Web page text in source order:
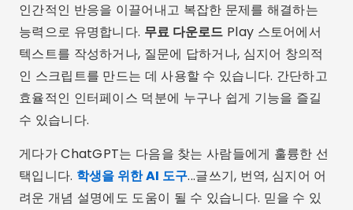
인간적인 반응을 이끌어내고 복잡한 문제를 해결하는
능력으로 유명합니다. 무료 다운로드 Play 스토어에서
텍스트를 작성하거나, 질문에 답하거나, 심지어 창의적
인 스크립트를 만드는 데 사용할 수 있습니다. 간단하고
효율적인 인터페이스 덕분에 누구나 쉽게 기능을 즐길
수 있습니다.
게다가 ChatGPT는 다음을 찾는 사람들에게 훌륭한 선
택입니다. 학생을 위한 AI 도구...글쓰기, 번역, 심지어 어
려운 개념 설명에도 도움이 될 수 있습니다. 믿을 수 있